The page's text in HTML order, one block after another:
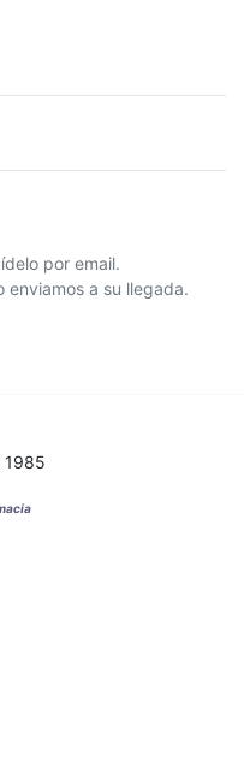
por email.
enviamos a su llegada.
1985